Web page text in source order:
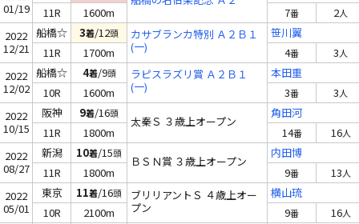
01/19
11R
1600m 7番 2人
2022
12/21
船橋☆ 3着/12頭
カサブランカ特別 Ａ２Ｂ１
(一)
笹川翼
11R
1700m 4番 3人
2022
12/02
船橋☆ 4着/9頭
ラピスラズリ賞 Ａ２Ｂ１
(一)
本田重
10R
1600m 3番 3人
2022
10/15
阪神 9着/16頭
太秦Ｓ ３歳上オープン
角田河
11R
1800m 14番 16人
2022
08/27
新潟 10着/15頭
ＢＳＮ賞 ３歳上オープン
内田博
11R
1800m 9番 13人
2022
05/01
東京 11着/16頭
ブリリアントＳ ４歳上オー
プン
横山琉
10R
2100m 9番 16人